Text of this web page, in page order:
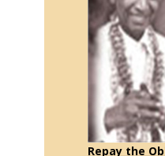
Repay the